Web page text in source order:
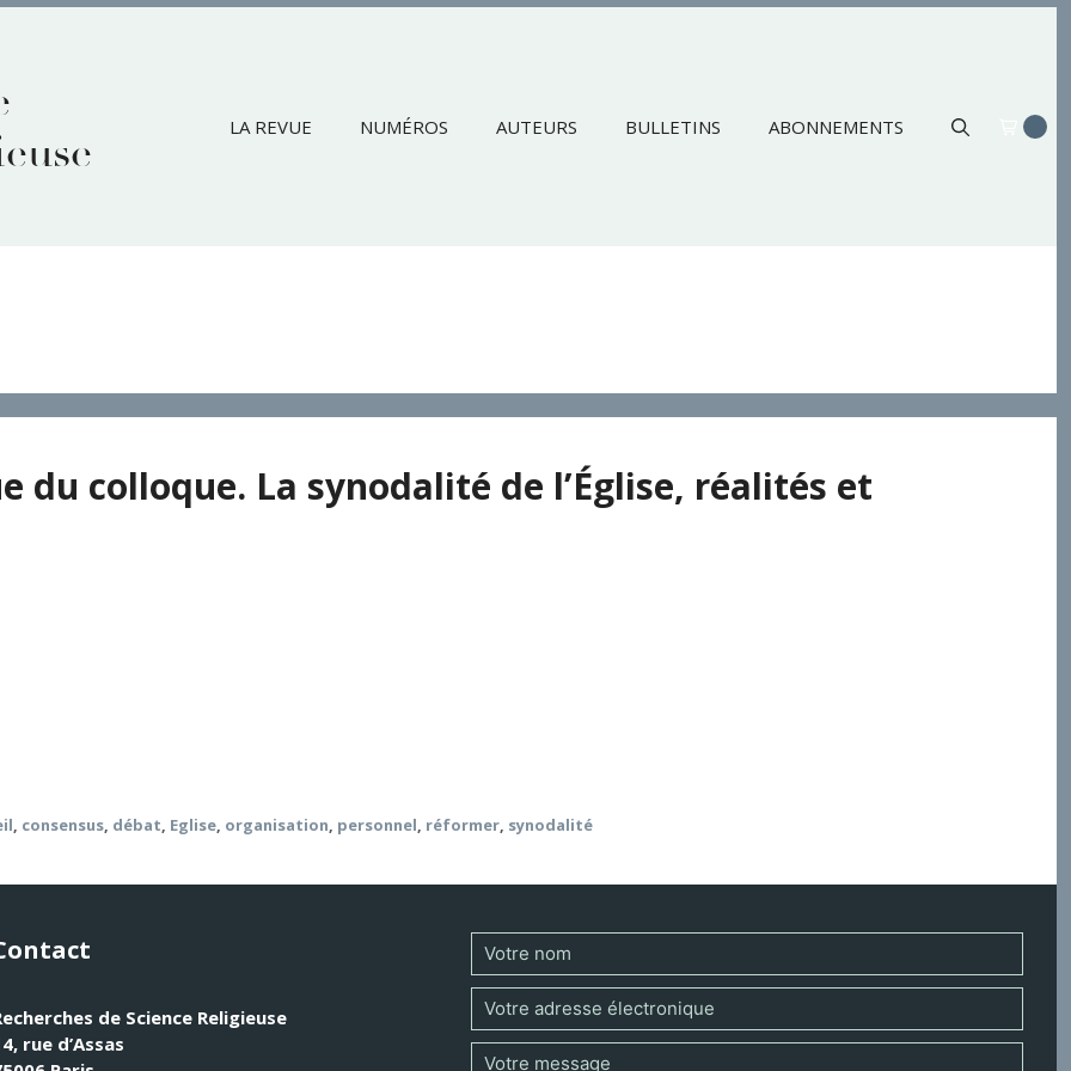
LA REVUE NUMÉROS AUTEURS BULLETINS ABONNEMENTS
du colloque. La synodalité de l’Église, réalités et
, consensus, débat, Eglise, organisation, personnel, réformer, synodalité
de Science Religieuse
rue d’Assas